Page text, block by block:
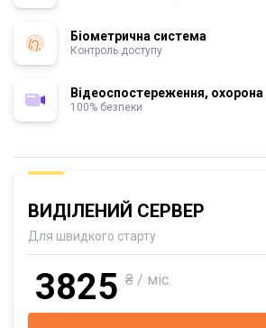
Біометрична система
Контроль доступу
Відеоспостереження, охорона
100% безпеки
ВИДІЛЕНИЙ СЕРВЕР
Для швидкого старту
3825 ₴ / міс.